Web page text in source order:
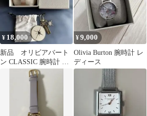
¥ 18,000
新品 オリビアバート
ン CLASSIC 腕時計 レ
ディース バッグチャ
¥9,000
Olivia Burton 腕時計 レ
ディース